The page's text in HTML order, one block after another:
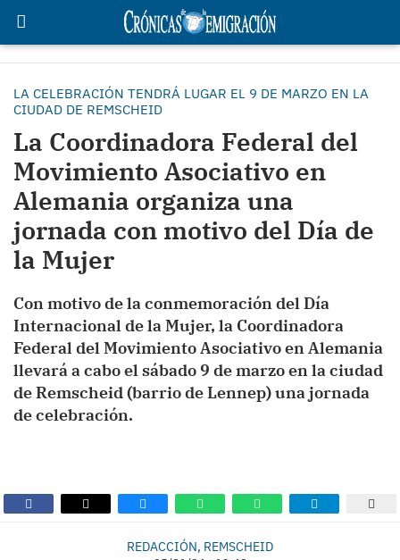
LA CELEBRACIÓN TENDRÁ LUGAR EL 9 DE MARZO EN LA
CIUDAD DE REMSCHEID
La Coordinadora Federal del
Movimiento Asociativo en
Alemania organiza una
jornada con motivo del Día de
la Mujer
Con motivo de la conmemoración del Día
Internacional de la Mujer, la Coordinadora
Federal del Movimiento Asociativo en Alemania
llevará a cabo el sábado 9 de marzo en la ciudad
de Remscheid (barrio de Lennep) una jornada
de celebración.
REDACCIÓN, REMSCHEID